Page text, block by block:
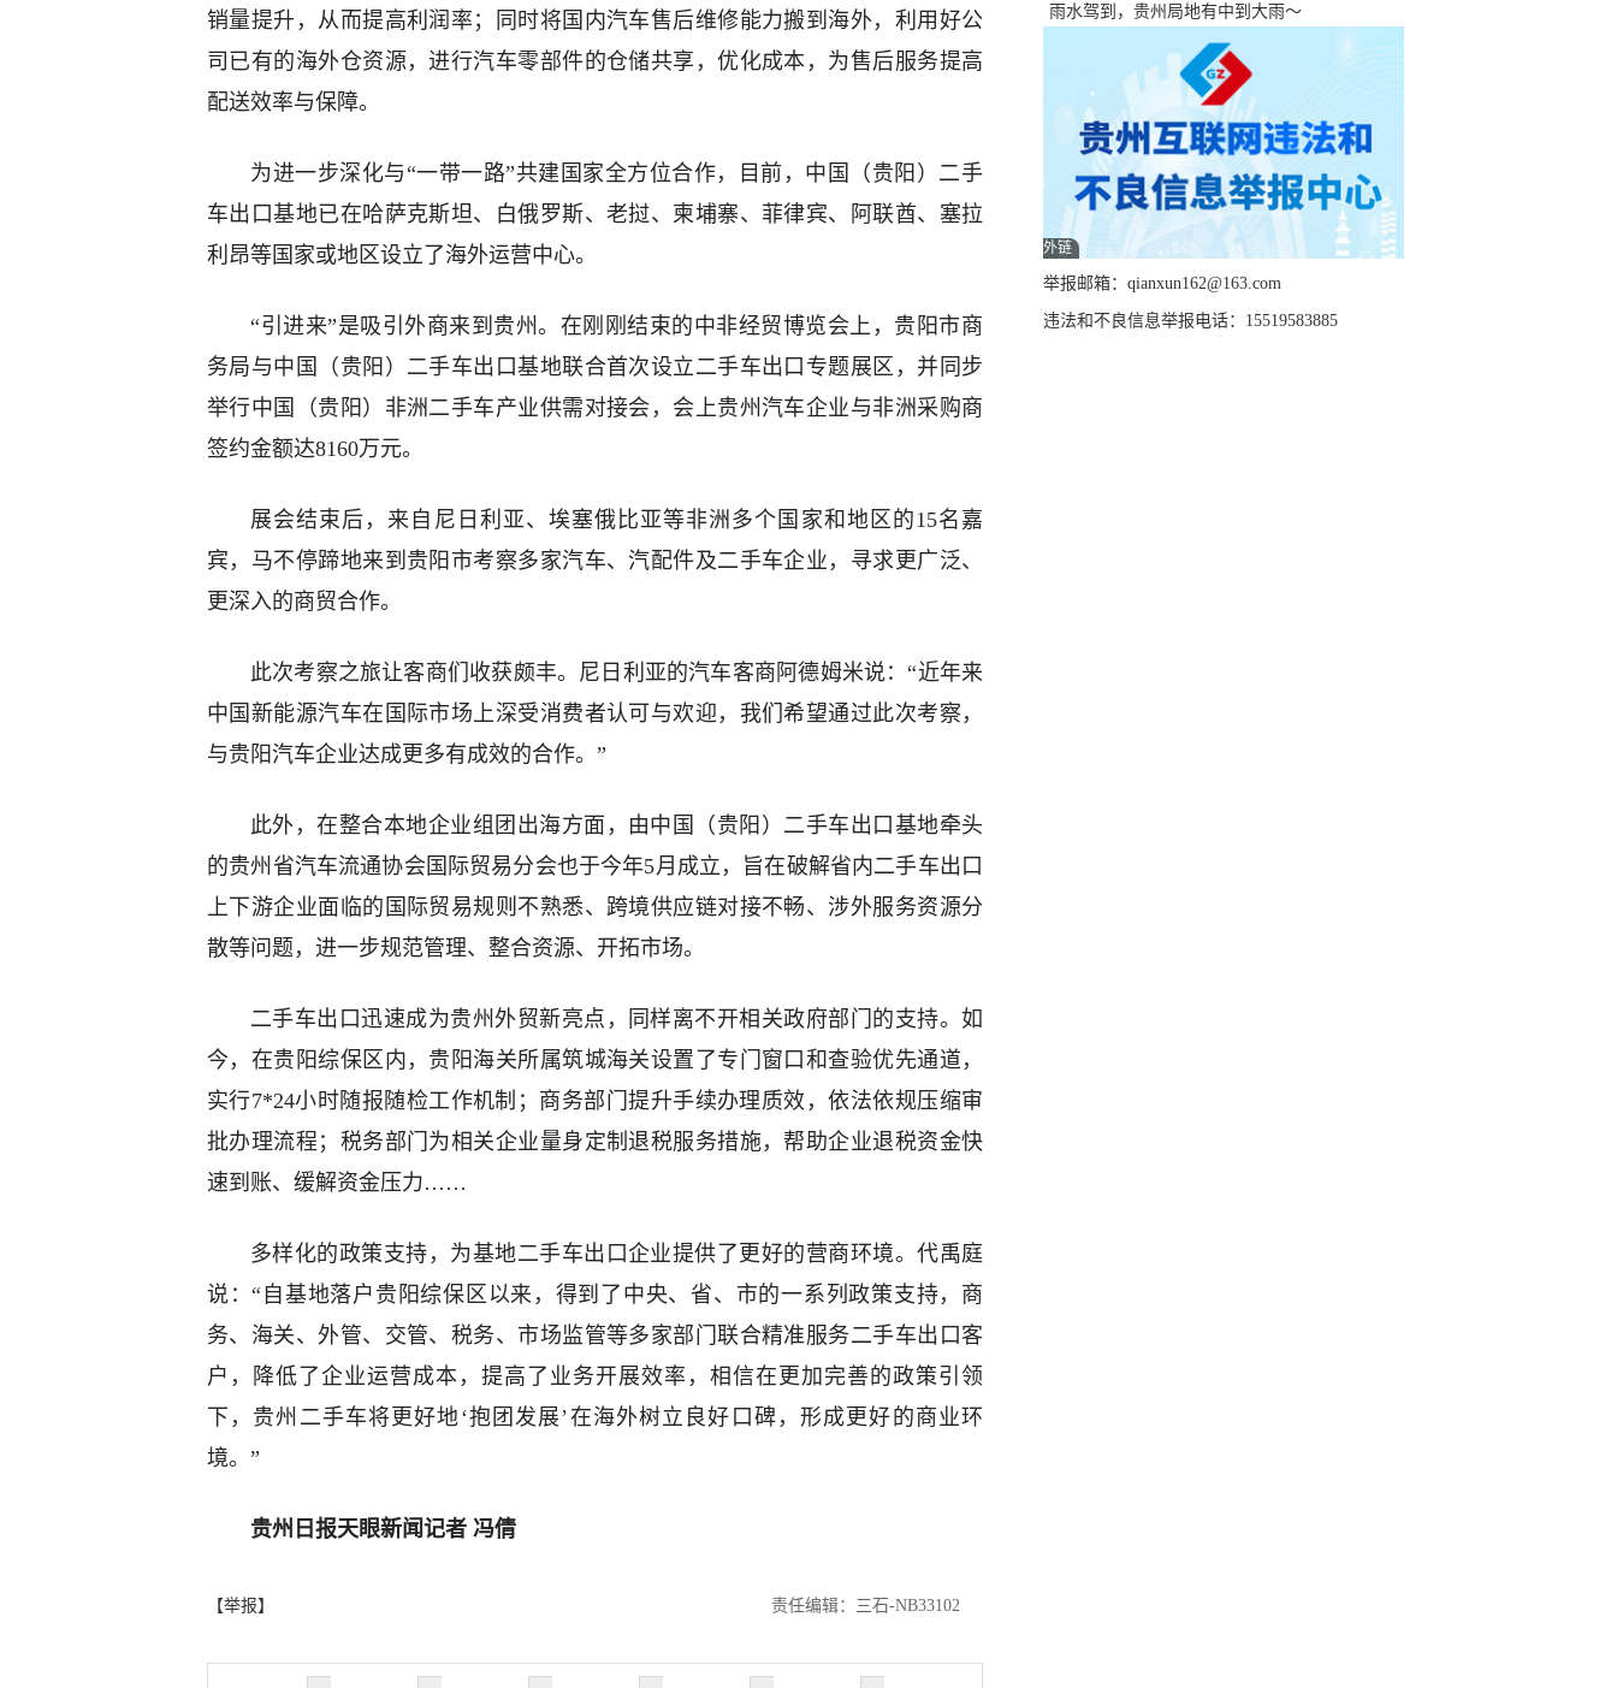
销量提升，从而提高利润率；同时将国内汽车售后维修能力搬到海外，利用好公
司已有的海外仓资源，进行汽车零部件的仓储共享，优化成本，为售后服务提高
配送效率与保障。
为进一步深化与“一带一路”共建国家全方位合作，目前，中国（贵阳）二手
车出口基地已在哈萨克斯坦、白俄罗斯、老挝、柬埔寨、菲律宾、阿联酋、塞拉
利昂等国家或地区设立了海外运营中心。
“引进来”是吸引外商来到贵州。在刚刚结束的中非经贸博览会上，贵阳市商
务局与中国（贵阳）二手车出口基地联合首次设立二手车出口专题展区，并同步
举行中国（贵阳）非洲二手车产业供需对接会，会上贵州汽车企业与非洲采购商
签约金额达8160万元。
展会结束后，来自尼日利亚、埃塞俄比亚等非洲多个国家和地区的15名嘉
宾，马不停蹄地来到贵阳市考察多家汽车、汽配件及二手车企业，寻求更广泛、
更深入的商贸合作。
此次考察之旅让客商们收获颇丰。尼日利亚的汽车客商阿德姆米说：“近年来
中国新能源汽车在国际市场上深受消费者认可与欢迎，我们希望通过此次考察，
与贵阳汽车企业达成更多有成效的合作。”
此外，在整合本地企业组团出海方面，由中国（贵阳）二手车出口基地牵头
的贵州省汽车流通协会国际贸易分会也于今年5月成立，旨在破解省内二手车出口
上下游企业面临的国际贸易规则不熟悉、跨境供应链对接不畅、涉外服务资源分
散等问题，进一步规范管理、整合资源、开拓市场。
二手车出口迅速成为贵州外贸新亮点，同样离不开相关政府部门的支持。如
今，在贵阳综保区内，贵阳海关所属筑城海关设置了专门窗口和查验优先通道，
实行7*24小时随报随检工作机制；商务部门提升手续办理质效，依法依规压缩审
批办理流程；税务部门为相关企业量身定制退税服务措施，帮助企业退税资金快
速到账、缓解资金压力……
多样化的政策支持，为基地二手车出口企业提供了更好的营商环境。代禹庭
说：“自基地落户贵阳综保区以来，得到了中央、省、市的一系列政策支持，商
务、海关、外管、交管、税务、市场监管等多家部门联合精准服务二手车出口客
户，降低了企业运营成本，提高了业务开展效率，相信在更加完善的政策引领
下，贵州二手车将更好地‘抱团发展’在海外树立良好口碑，形成更好的商业环
境。”
贵州日报天眼新闻记者 冯倩
【举报】 责任编辑：三石-NB33102
展，持续至1月19日
雨水驾到，贵州局地有中到大雨～
外链
举报邮箱：qianxun162@163.com
违法和不良信息举报电话：15519583885